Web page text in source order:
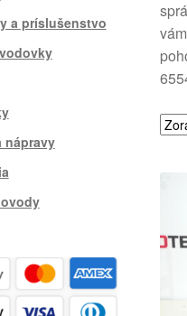
a príslušenstvo
nápravy